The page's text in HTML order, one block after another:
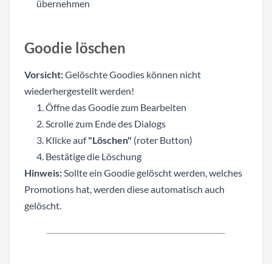
übernehmen
Goodie löschen
Vorsicht:Gelöschte Goodies können nicht
wiederhergestellt werden!
Öffne das Goodie zum Bearbeiten
Scrolle zum Ende des Dialogs
Klicke auf"Löschen" (roter Button)
Bestätige die Löschung
Hinweis:Sollte ein Goodie gelöscht werden, welches
Promotions hat, werden diese automatisch auch
gelöscht.